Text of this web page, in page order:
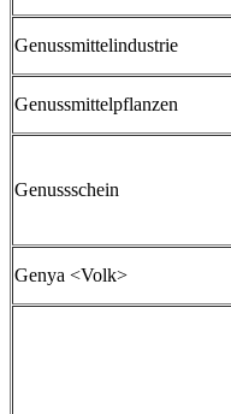
Genussmittelindustrie
Genussmittelpflanzen
Genussschein
Genya <Volk>